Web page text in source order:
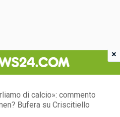
di calcio»: commento
Bufera su Criscitiello
×